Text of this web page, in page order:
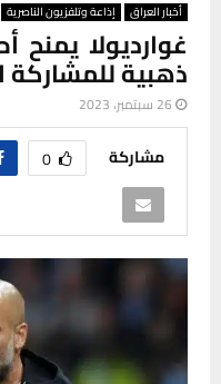
أخبار العراق إذاعة وتلفزيون الناصرية
غوارديولا
ذهبية
26 سبتمبر، 2023
مشاركة 0